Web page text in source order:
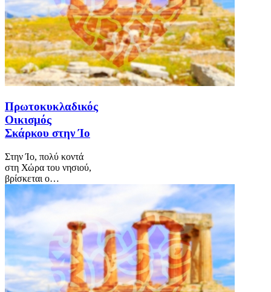
Πρωτοκυκλαδικός
Οικισμός
Σκάρκου στην Ίο
Στην Ίο, πολύ κοντά
στη Χώρα του νησιού,
βρίσκεται ο…